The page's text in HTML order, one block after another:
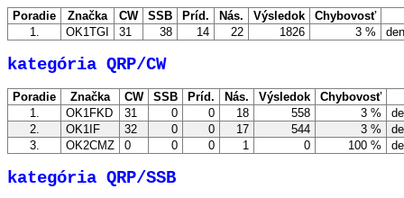
Poradie Značka CW SSB Príd. Nás. Výsledok Chybovosť
1.
OK1TGI 31 38 14 22 1826 3 %
kategória QRP/CW
Poradie Značka CW SSB Príd. Nás. Výsledok
Chybovosť
1.
OK1FKD 31 0 0 18 558 3 %
2.
OK1IF 32 0 0 17 544 3 %
3.
OK2CMZ 0 0 0 1 0 100 %
kategória QRP/SSB